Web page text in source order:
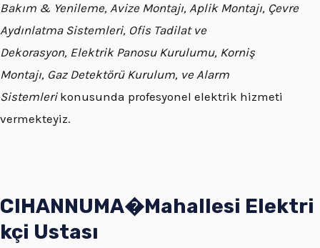
Bakım & Yenileme, Avize Montajı, Aplik Montajı, Çevre
Aydınlatma Sistemleri, Ofis Tadilat ve
Dekorasyon, Elektrik Panosu Kurulumu, Korniş
Montajı, Gaz Detektörü Kurulum, ve Alarm
Sistemlerikonusunda profesyonel elektrik hizmeti
vermekteyiz.
CIHANNUMA�Mahallesi Elektri
kçi Ustası